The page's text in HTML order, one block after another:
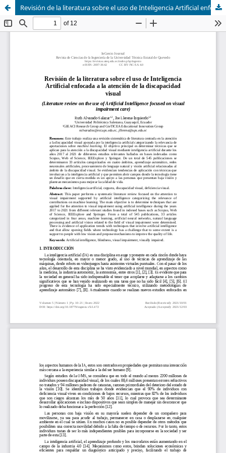
Revisión de la literatura sobre el uso de Inteligencia Artificial enfocada a la atención de la discapacidad visual